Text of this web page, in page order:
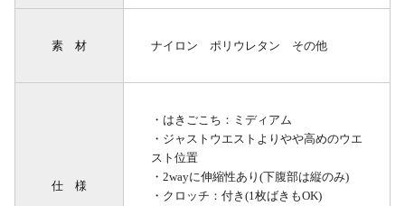
素 材 ナイロン ポリウレタン その他
仕 様
・はきごこち：ミディアム
・ジャストウエストよりやや高めのウエ
スト位置
・2wayに伸縮性あり(下腹部は縦のみ)
・クロッチ：付き(1枚ばきもOK)